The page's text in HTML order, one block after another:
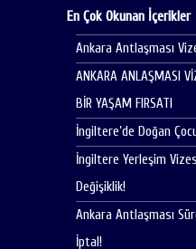
En Çok Okunan İçerikler
Ankara Antlaşması
ANKARA ANLAŞMASI
BİR YAŞAM FIRSATI
İngiltere’de Doğan
İngiltere Yerleşim
Değişiklik!
Ankara Antlaşması
İptal!